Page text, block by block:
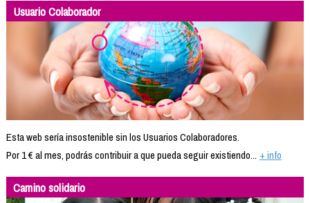
Usuario Colaborador
Esta web sería insostenible sin los Usuarios Colaboradores.
Por 1 € al mes, podrás contribuir a que pueda seguir existiendo... + info
Camino solidario